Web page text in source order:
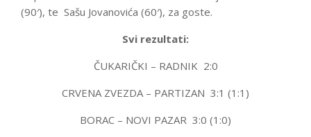
(90′), te Sašu Jovanovića (60′), za goste.
Svi rezultati:
ČUKARIČKI – RADNIK 2:0
CRVENA ZVEZDA – PARTIZAN 3:1 (1:1)
BORAC – NOVI PAZAR 3:0 (1:0)